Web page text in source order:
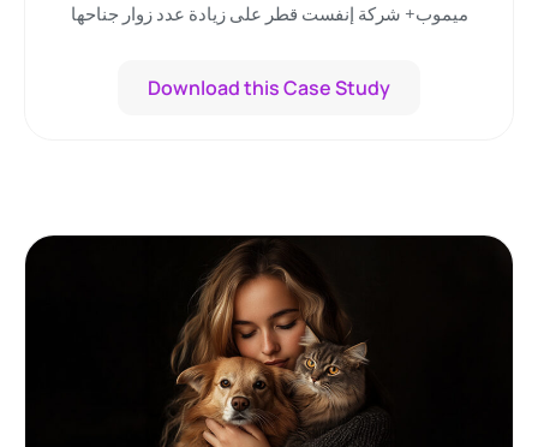
ميموب+ شركة إنفست قطر على زيادة عدد زوار جناحها
Download this Case Study